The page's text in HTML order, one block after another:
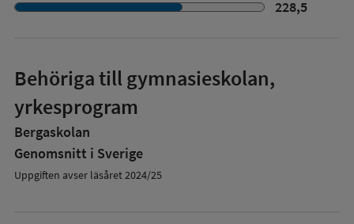
228,5
Behöriga till gymnasieskolan,
yrkesprogram
Bergaskolan
Genomsnitt i Sverige
Uppgiften avser läsåret 2024/25